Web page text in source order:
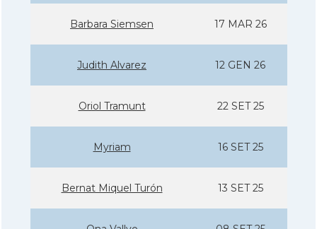
Barbara Siemsen 17 MAR 26
Judith Alvarez 12 GEN 26
Oriol Tramunt 22 SET 25
Myriam 16 SET 25
Bernat Miquel Turón 13 SET 25